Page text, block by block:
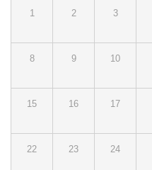
1 2 3
8 9 10
15 16 17
22 23 24